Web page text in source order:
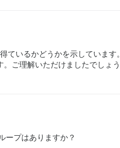
ているかどうかを示していま
ご理解いただけましたでしょ
ープはありますか？